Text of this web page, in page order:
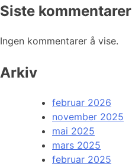
Siste kommentarer
Ingen kommentarer å vise.
Arkiv
februar 2026
november 2025
mai 2025
mars 2025
februar 2025